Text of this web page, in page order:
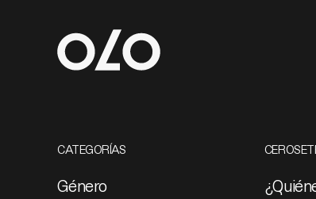
CATEGORÍAS
Género